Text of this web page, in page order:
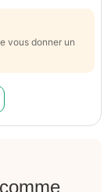
vous donner un